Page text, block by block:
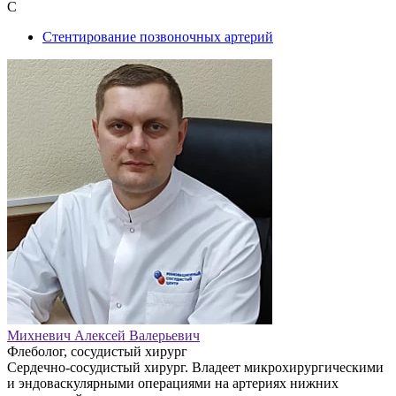
С
Стентирование позвоночных артерий
Михневич Алексей Валерьевич
Флеболог, сосудистый хирург
Сердечно-сосудистый хирург. Владеет микрохирургическими
и эндоваскулярными операциями на артериях нижних